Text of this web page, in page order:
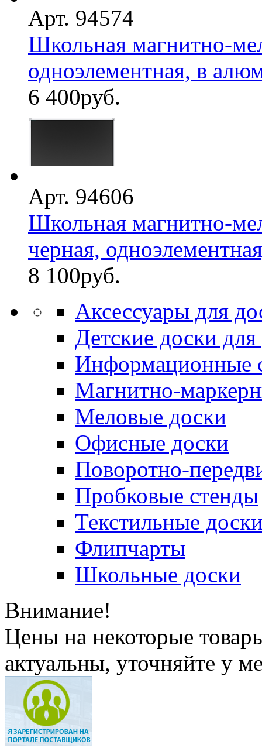
Арт. 94574
Школьная магнитно-
одноэлементная, в
6 400руб.
Арт. 94606
Школьная магнитно-
черная,
8 100руб.
Аксессуары для
Детские доски
Информационные
Магнитно-
Меловые доски
Офисные доски
Поворотно-
Пробковые стенды
Текстильные
Флипчарты
Школьные доски
Внимание!
Цены на некоторые
актуальны, уточняйте у